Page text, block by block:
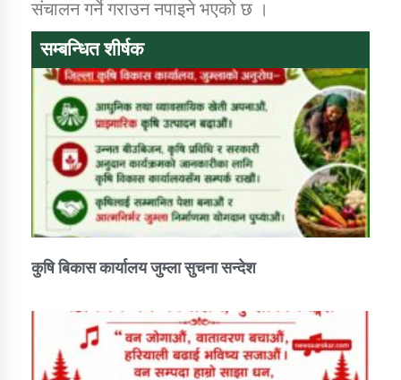
संचालन गर्ने गराउन नपाइने भएको छ ।
सम्बन्धित शीर्षक
कुषि बिकास कार्यालय जुम्ला सुचना सन्देश